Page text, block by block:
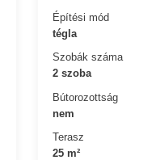
Építési mód
tégla
Szobák száma
2 szoba
Bútorozottság
nem
Terasz
25 m²